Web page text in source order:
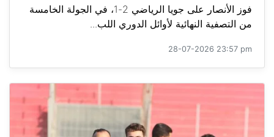
فوز الأنصار على جويا الرياضي 2-1، في الجولة الخامسة
من التصفية النهائية لأوائل الدوري اللب...
28-07-2026 23:57 pm